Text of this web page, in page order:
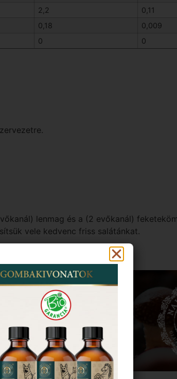
2,2
0,11
0,18
0,009
0 0
lenmag és a (2 evőkanál)
vele kedvenc friss salátánkat.